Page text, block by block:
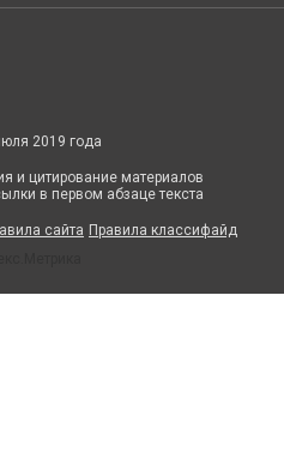
2019 года
и цитирование материалов
в первом абзаце текста
сайта Правила классифайд